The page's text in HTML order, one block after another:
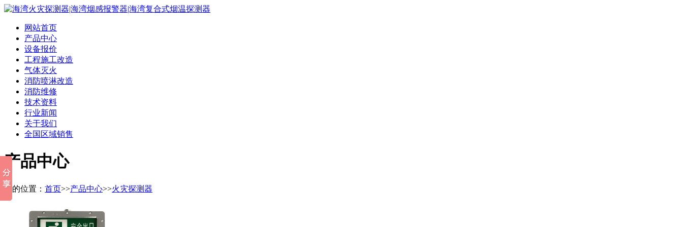
网站首页
产品中心
设备报价
工程施工改造
气体灭火
消防喷淋改造
消防维修
技术资料
行业新闻
关于我们
全国区域销售
产品中心
您的位置： 首页>>产品中心>>火灾探测器